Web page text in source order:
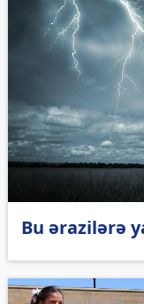
Bu ərazilərə